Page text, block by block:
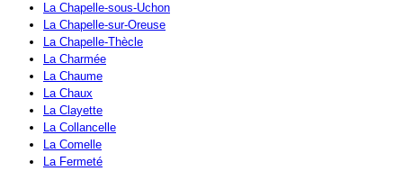
La Chapelle-sous-Uchon
La Chapelle-sur-Oreuse
La Chapelle-Thècle
La Charmée
La Chaume
La Chaux
La Clayette
La Collancelle
La Comelle
La Fermeté